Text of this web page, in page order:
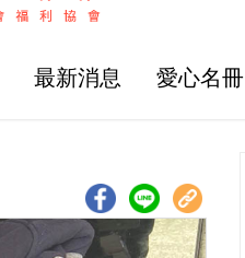
最新消息 愛心名冊